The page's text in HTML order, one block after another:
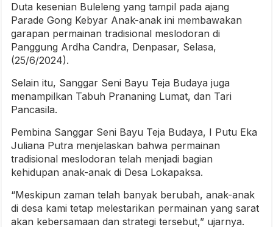
Duta kesenian Buleleng yang tampil pada ajang
Parade Gong Kebyar Anak-anak ini membawakan
garapan permainan tradisional meslodoran di
Panggung Ardha Candra, Denpasar, Selasa,
(25/6/2024).
Selain itu, Sanggar Seni Bayu Teja Budaya juga
menampilkan Tabuh Prananing Lumat, dan Tari
Pancasila.
Pembina Sanggar Seni Bayu Teja Budaya, I Putu Eka
Juliana Putra menjelaskan bahwa permainan
tradisional meslodoran telah menjadi bagian
kehidupan anak-anak di Desa Lokapaksa.
“Meskipun zaman telah banyak berubah, anak-anak
di desa kami tetap melestarikan permainan yang sarat
akan kebersamaan dan strategi tersebut,” ujarnya.